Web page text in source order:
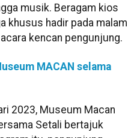
musik. Beragam kios
khusus hadir pada malam
kencan pengunjung.
MACAN selama
2023, Museum Macan
Setali bertajuk